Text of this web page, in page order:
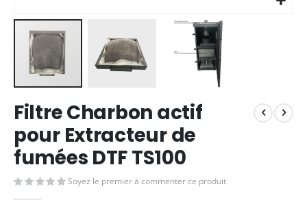
to
the
beginning
of
the
images
Filtre Charbon actif
pour Extracteur de
fumées DTF TS100
Soyez le premier à commenter ce produit